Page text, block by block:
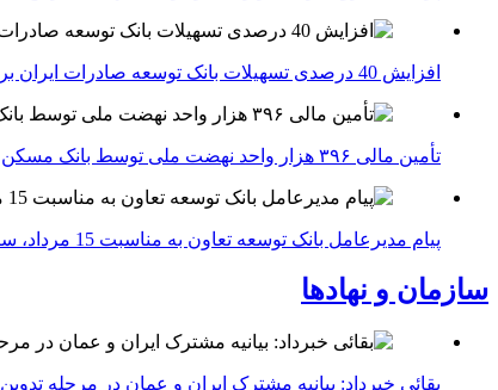
افزایش 40 درصدی تسهیلات بانک توسعه صادرات ایران برای بخش های تولید، صادرات و دانش بنیان ها
تأمین مالی ۳۹۶ هزار واحد نهضت ملی توسط بانک مسکن
پیام مدیرعامل بانک توسعه تعاون به مناسبت 15 مرداد، سالروز تأسیس بانک
سازمان و نهادها
بقائی خبرداد: بیانیه مشترک ایران و عمان در مرحله تدوین